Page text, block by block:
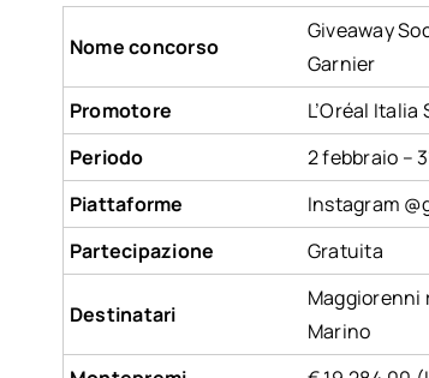
Nome concorso
Giveaway
Garnier
Promotore
L’Oréal Italia
Periodo
2 febbraio –
Piattaforme
Instagram
Partecipazione
Gratuita
Destinatari
Maggiorenni
Marino